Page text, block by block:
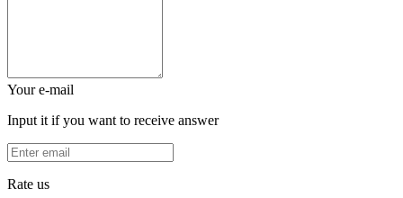
Your e-mail
Input it if you want to receive answer
Rate us